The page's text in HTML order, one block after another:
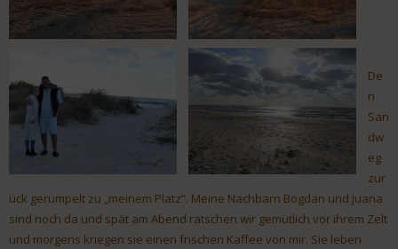
De
n
San
dw
eg
zur
ück gerumpelt zu „meinem Platz“. Meine Nachbarn Bogdan und Juana
sind noch da und spät am Abend ratschen wir gemütlich vor ihrem Zelt
und morgens kriegen sie einen frischen Kaffee von mir. Sie leben